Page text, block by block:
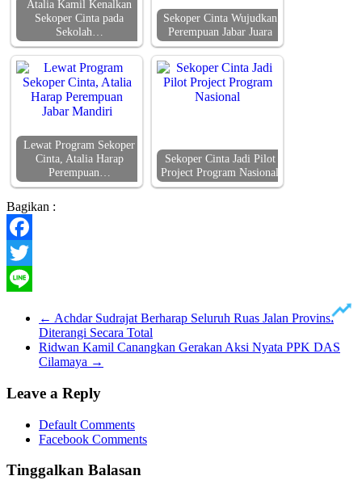
Atalia Kamil Kenalkan
Sekoper Cinta pada
Sekolah…
Sekoper Cinta Wujudkan
Perempuan Jabar Juara
Lewat Program Sekoper
Cinta, Atalia Harap
Perempuan…
Sekoper Cinta Jadi Pilot
Project Program Nasional
Bagikan :
Facebook
Twitter
← Achdar Sudrajat Berharap Seluruh Ruas Jalan Provinsi
Diterangi Secara Total
Ridwan Kamil Canangkan Gerakan Aksi Nyata PPK DAS
Cilamaya →
Leave a Reply
Default Comments
Facebook Comments
Tinggalkan Balasan